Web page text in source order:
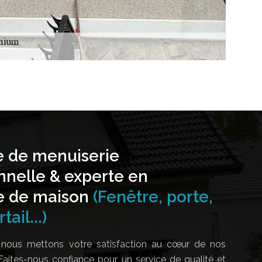
de menuiserie
& experte en
de maison (Fenêtre, porte,
nous mettons votre satisfaction au cœur de nos
nous confiance pour un service de qualité et